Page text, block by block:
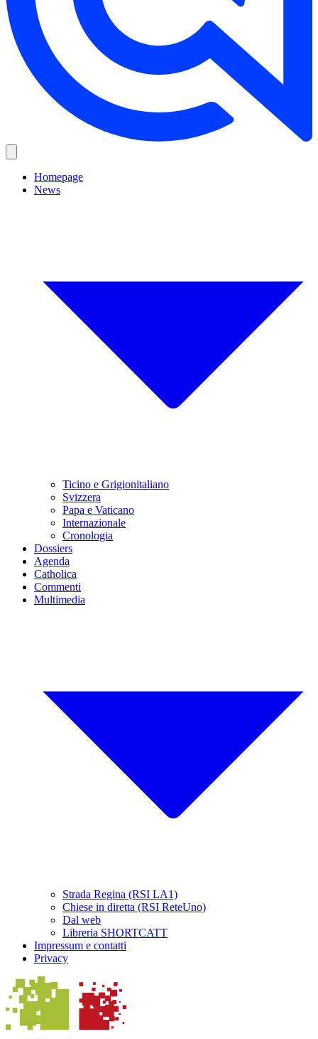
Homepage
News
Ticino e Grigionitaliano
Svizzera
Papa e Vaticano
Internazionale
Cronologia
Dossiers
Agenda
Catholica
Commenti
Multimedia
Strada Regina (RSI LA1)
Chiese in diretta (RSI ReteUno)
Dal web
Libreria SHORTCATT
Impressum e contatti
Privacy